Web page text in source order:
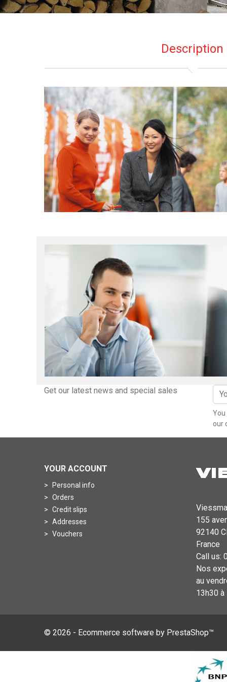
Description
Get our latest news and special sales
our
YOUR ACCOUNT
Personal info
Orders
Credit slips
Addresses
Vouchers
155
92140
France
Call us:
Nos
au
13h30 à
© 2026 - Ecommerce software by PrestaShop™